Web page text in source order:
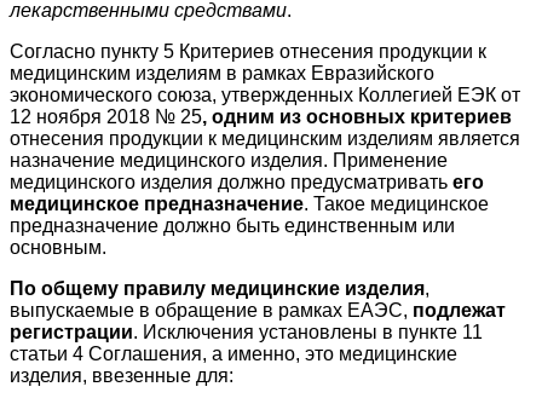
лекарственными средствами.
Согласно пункту 5 Критериев отнесения продукции к
медицинским изделиям в рамках Евразийского
экономического союза, утвержденных Коллегией ЕЭК от
12 ноября 2018 № 25, одним из основных критериев
отнесения продукции к медицинским изделиям является
назначение медицинского изделия. Применение
медицинского изделия должно предусматривать его
медицинское предназначение. Такое медицинское
предназначение должно быть единственным или
основным.
По общему правилу медицинские изделия,
выпускаемые в обращение в рамках ЕАЭС, подлежат
регистрации. Исключения установлены в пункте 11
статьи 4 Соглашения, а именно, это медицинские
изделия, ввезенные для: